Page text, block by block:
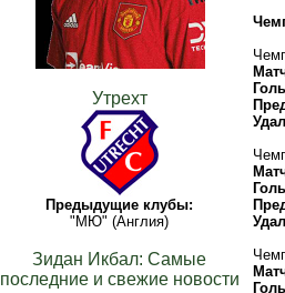
Утрехт
Предыдущие клубы:
"МЮ" (Англия)
Зидан Икбал: Самые
последние и свежие новости